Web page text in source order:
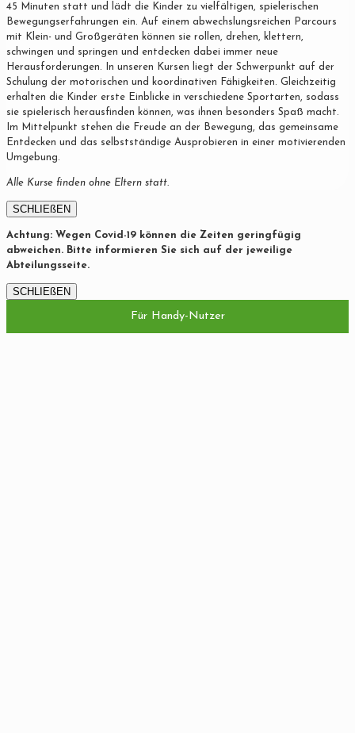
45 Minuten statt und lädt die Kinder zu vielfältigen, spielerischen
Bewegungserfahrungen ein. Auf einem abwechslungsreichen Parcours
mit Klein- und Großgeräten können sie rollen, drehen, klettern,
schwingen und springen und entdecken dabei immer neue
Herausforderungen. In unseren Kursen liegt der Schwerpunkt auf der
Schulung der motorischen und koordinativen Fähigkeiten. Gleichzeitig
erhalten die Kinder erste Einblicke in verschiedene Sportarten, sodass
sie spielerisch herausfinden können, was ihnen besonders Spaß macht.
Im Mittelpunkt stehen die Freude an der Bewegung, das gemeinsame
Entdecken und das selbstständige Ausprobieren in einer motivierenden
Umgebung.
Alle Kurse finden ohne Eltern statt.
SCHLIEßEN
Achtung: Wegen Covid-19 können die Zeiten geringfügig
abweichen. Bitte informieren Sie sich auf der jeweilige
Abteilungsseite.
SCHLIEßEN
Für Handy-Nutzer